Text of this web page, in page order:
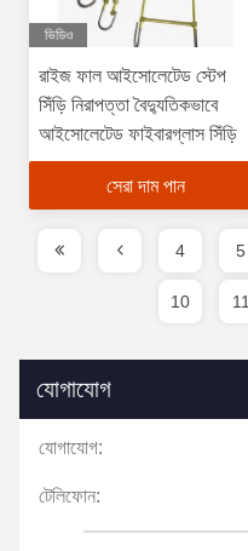
ভিডিও
রাইজ ফাল আইসোলেটেড স্টেপ
সিঁড়ি নিরাপত্তা বৈদ্যুতিকভাবে
আইসোলেটেড ফাইবারগ্লাস সিঁড়ি
সেরা দাম পান
4 5
10 11
যোগাযোগ
যোগাযোগ:
টেলিফোন: